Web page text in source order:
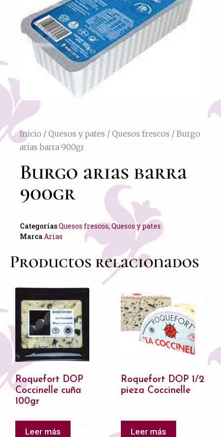
Inicio / Quesos y pates / Quesos frescos / Burgo
arias barra 900gr
Burgo arias barra
900gr
CategoríasQuesos frescos,Quesos y pates
Marca Arias
Productos relacionados
Roquefort DOP
Coccinelle cuña
100gr
Leer más
Roquefort DOP 1/2
pieza Coccinelle
Leer más